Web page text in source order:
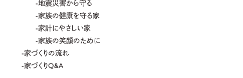
地震災害から守る
家族の健康を守る家
家計にやさしい家
家族の笑顔のために
家づくりの流れ
家づくりQ&A